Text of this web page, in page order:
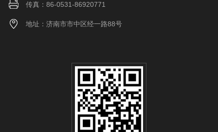
传真：86-0531-86920771
地址：济南市市中区经一路88号